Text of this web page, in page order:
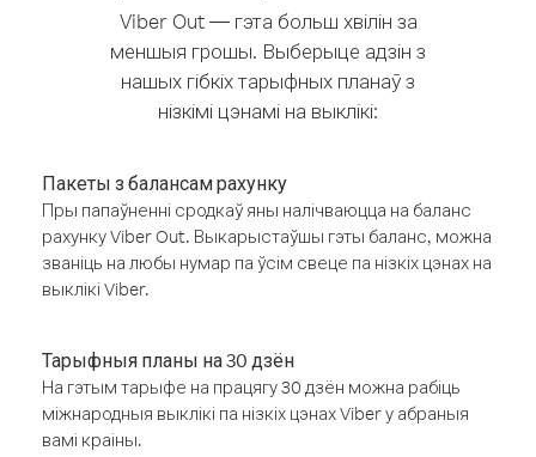
Viber Out — гэта больш хвілін за
меншыя грошы. Выберыце адзін з
нашых гібкіх тарыфных планаў з
нізкімі цэнамі на выклікі:
Пакеты з балансам рахунку
Пры папаўненні сродкаў яны налічваюцца на баланс
рахунку Viber Out. Выкарыстаўшы гэты баланс, можна
званіць на любы нумар па ўсім свеце па нізкіх цэнах на
выклікі Viber.
Тарыфныя планы на 30 дзён
На гэтым тарыфе на працягу 30 дзён можна рабіць
міжнародныя выклікі па нізкіх цэнах Viber у абраныя
вамі краіны.